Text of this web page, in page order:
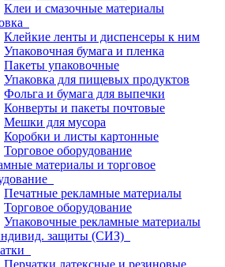
Клеи и смазочные материалы
Клейкие ленты и диспенсеры к ним
Упаковочная бумага и пленка
Пакеты упаковочные
Упаковка для пищевых продуктов
Фольга и бумага для выпечки
Конверты и пакеты почтовые
Мешки для мусора
Коробки и листы картонные
Торговое оборудование
материалы и торговое
Печатные рекламные материалы
Торговое оборудование
Упаковочные рекламные материалы
защиты (СИЗ)
Перчатки латексные и резиновые